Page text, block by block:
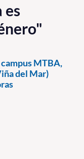
es
MTBA,
del Mar)